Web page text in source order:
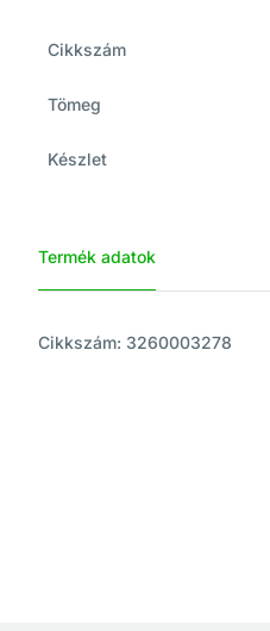
Cikkszám
Tömeg
Készlet
Termék adatok
Cikkszám: 3260003278